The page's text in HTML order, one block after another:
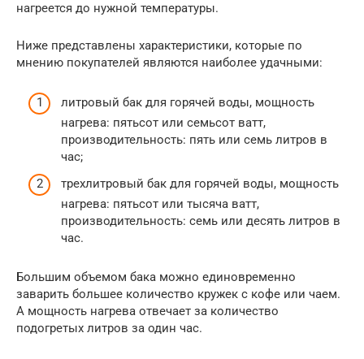
нагреется до нужной температуры.
Ниже представлены характеристики, которые по
мнению покупателей являются наиболее удачными:
литровый бак для горячей воды, мощность
нагрева: пятьсот или семьсот ватт,
производительность: пять или семь литров в
час;
трехлитровый бак для горячей воды, мощность
нагрева: пятьсот или тысяча ватт,
производительность: семь или десять литров в
час.
Большим объемом бака можно единовременно
заварить большее количество кружек с кофе или чаем.
А мощность нагрева отвечает за количество
подогретых литров за один час.